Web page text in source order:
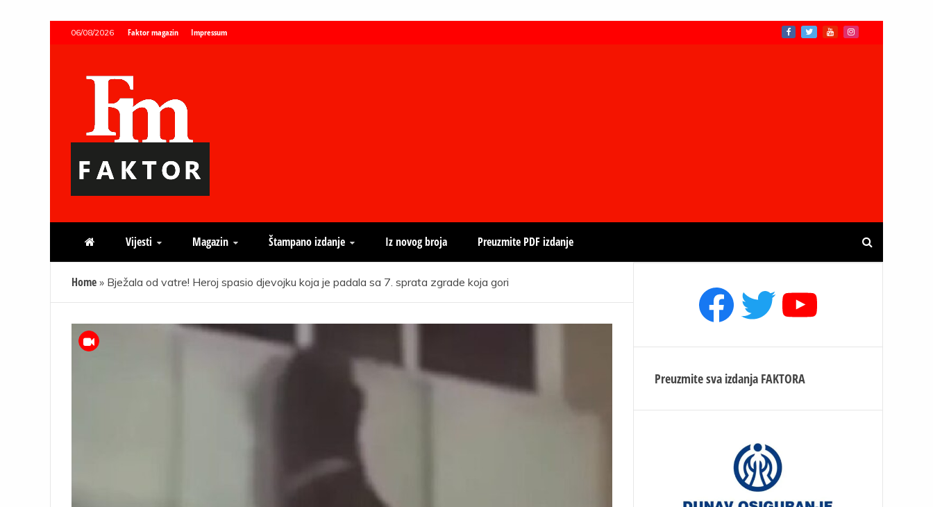
06/08/2026 Faktor magazin Impressum
Faktor magazin
Vijesti Magazin Štampano izdanje Iz novog broja Preuzmite PDF izdanje
Home » Bježala od vatre! Heroj spasio djevojku koja je padala sa 7. sprata zgrade koja gori Facebook
TwitterYouTube
Preuzmite sva izdanja FAKTORA